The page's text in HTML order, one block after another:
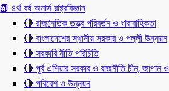
📗 ৪র্থ বর্ষ অনার্স রাষ্ট্রবিজ্ঞান
🔴 রাজনৈতিক তত্ত্ব পরিবর্তন ও ধারাবাহিকতা
🔴 বাংলাদেশের স্থানীয় সরকার ও পল্লী উন্নয়ন
🔴 সরকারি নীতি পরিচিতি
🔴 পূর্ব এশিয়ার সরকার ও রাজনীতি চীন, জাপান
🔴 পরিবেশ ও উন্নয়ন